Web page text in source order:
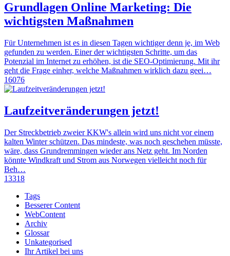
Grundlagen Online Marketing: Die
wichtigsten Maßnahmen
Für Unternehmen ist es in diesen Tagen wichtiger denn je, im Web
gefunden zu werden. Einer der wichtigsten Schritte, um das
Potenzial im Internet zu erhöhen, ist die SEO-Optimierung. Mit ihr
geht die Frage einher, welche Maßnahmen wirklich dazu geei…
16076
Laufzeitveränderungen jetzt!
Der Streckbetrieb zweier KKW's allein wird uns nicht vor einem
kalten Winter schützen. Das mindeste, was noch geschehen müsste,
wäre, dass Grundremmingen wieder ans Netz geht. Im Norden
könnte Windkraft und Strom aus Norwegen vielleicht noch für
Beh…
13318
Tags
Besserer Content
WebContent
Archiv
Glossar
Unkategorised
Ihr Artikel bei uns